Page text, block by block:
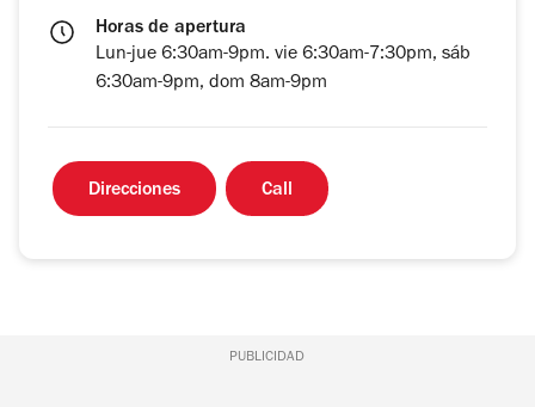
Horas de apertura
Lun-jue 6:30am-9pm. vie 6:30am-7:30pm, sáb
6:30am-9pm, dom 8am-9pm
Direcciones Call
PUBLICIDAD